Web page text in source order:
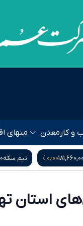
و کار معدن منهای
۰٫۰۰ % ربع سکه
استان